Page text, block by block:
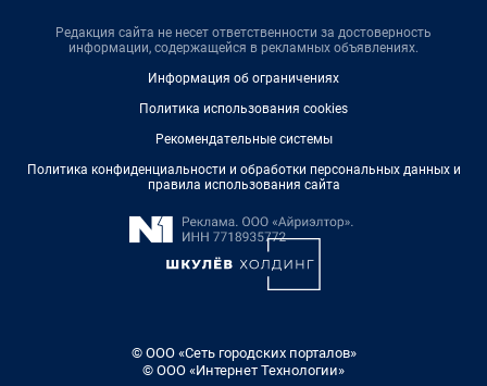
Редакция сайта не несет ответственности за достоверность
информации, содержащейся в рекламных объявлениях.
Информация об ограничениях
Политика использования cookies
Рекомендательные системы
Политика конфиденциальности и обработки персональных данных и
правила использования сайта
© ООО «Сеть городских порталов»
© ООО «Интернет Технологии»